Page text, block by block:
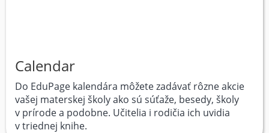
Calendar
Do EduPage kalendára môžete zadávať rôzne akcie
vašej materskej školy ako sú súťaže, besedy, školy
v prírode a podobne. Učitelia i rodičia ich uvidia
v triednej knihe.